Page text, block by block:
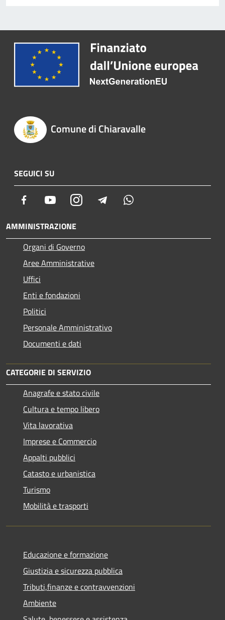
Comune di Chiaravalle
SEGUICI SU
Facebook YoutubeInstagram Telegram
AMMINISTRAZIONE
Organi di Governo
Aree Amministrative
Uffici
Enti e fondazioni
Politici
Personale Amministrativo
Documenti e dati
CATEGORIE DI SERVIZIO
Anagrafe e stato civile
Cultura e tempo libero
Vita lavorativa
Imprese e Commercio
Appalti pubblici
Catasto e urbanistica
Turismo
Mobilità e trasporti
Educazione e formazione
Giustizia e sicurezza pubblica
Tributi,finanze e contravvenzioni
Ambiente